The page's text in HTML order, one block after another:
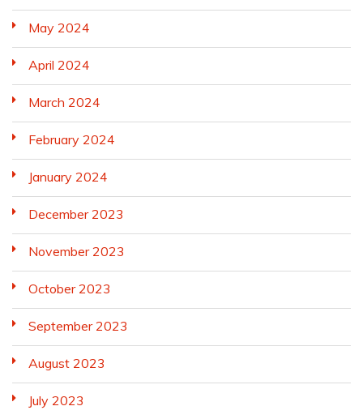
May 2024
April 2024
March 2024
February 2024
January 2024
December 2023
November 2023
October 2023
September 2023
August 2023
July 2023